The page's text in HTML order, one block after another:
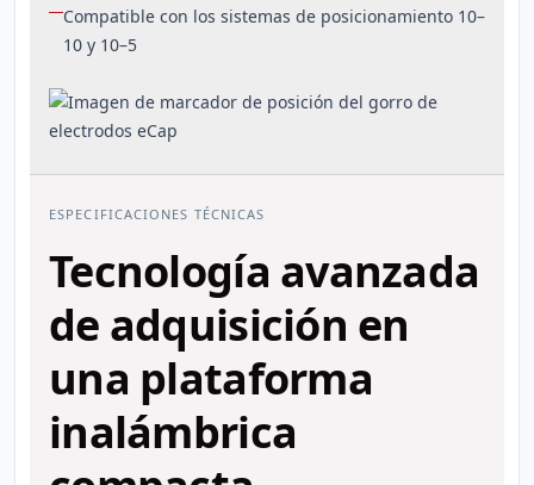
Compatible con los sistemas de posicionamiento 10–
10 y 10–5
ESPECIFICACIONES TÉCNICAS
Tecnología avanzada
de adquisición en
una plataforma
inalámbrica